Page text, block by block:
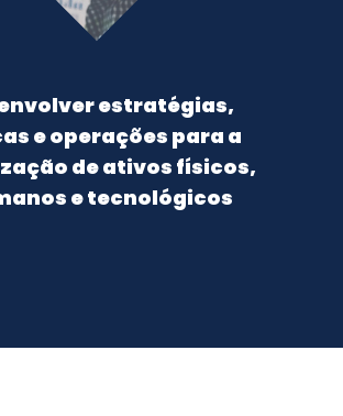
estratégias,
e operações para a
de ativos físicos,
e tecnológicos